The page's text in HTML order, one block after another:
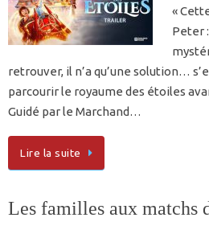
«
Peter
retrouver, il n’a qu’une solution…
parcourir le royaume des étoiles
Guidé par le Marchand…
Lire la suite
Les familles aux matchs